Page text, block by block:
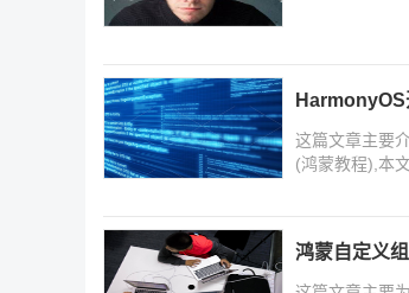
这篇文章主要
(鸿蒙教程),本
鸿蒙自定义